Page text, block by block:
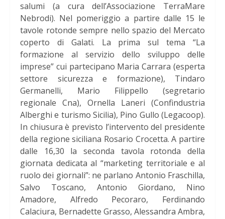
salumi (a cura dell’Associazione TerraMare
Nebrodi). Nel pomeriggio a partire dalle 15 le
tavole rotonde sempre nello spazio del Mercato
coperto di Galati. La prima sul tema “La
formazione al servizio dello sviluppo delle
imprese” cui partecipano Maria Carrara (esperta
settore sicurezza e formazione), Tindaro
Germanelli, Mario Filippello (segretario
regionale Cna), Ornella Laneri (Confindustria
Alberghi e turismo Sicilia), Pino Gullo (Legacoop).
In chiusura è previsto l’intervento del presidente
della regione siciliana Rosario Crocetta. A partire
dalle 16,30 la seconda tavola rotonda della
giornata dedicata al “marketing territoriale e al
ruolo dei giornali”: ne parlano Antonio Fraschilla,
Salvo Toscano, Antonio Giordano, Nino
Amadore, Alfredo Pecoraro, Ferdinando
Calaciura, Bernadette Grasso, Alessandra Ambra,